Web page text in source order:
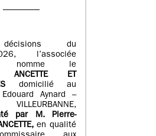
du
l’associée
nomme le
ANCETTE ET
domicilié au
Aynard –
par M.Pierre-
en qualité